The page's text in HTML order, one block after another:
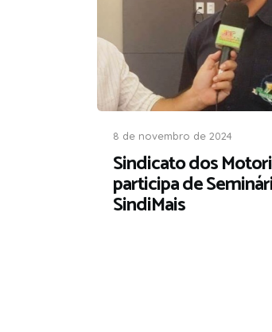
8 de novembro de 2024
Sindicato dos
participa de
SindiMais